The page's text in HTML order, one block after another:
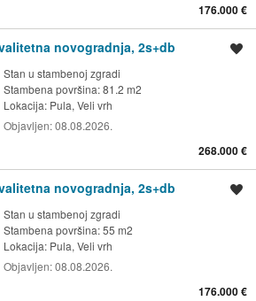
176.000 €
novogradnja, 2s+db
Stan u stambenoj zgradi
Stambena površina: 81.2 m2
Lokacija: Pula, Veli vrh
Objavljen:08.08.2026.
268.000 €
novogradnja, 2s+db
Stan u stambenoj zgradi
Stambena površina: 55 m2
Lokacija: Pula, Veli vrh
Objavljen:08.08.2026.
176.000 €